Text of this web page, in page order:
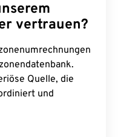
vertrauen?
Quelle, die
und